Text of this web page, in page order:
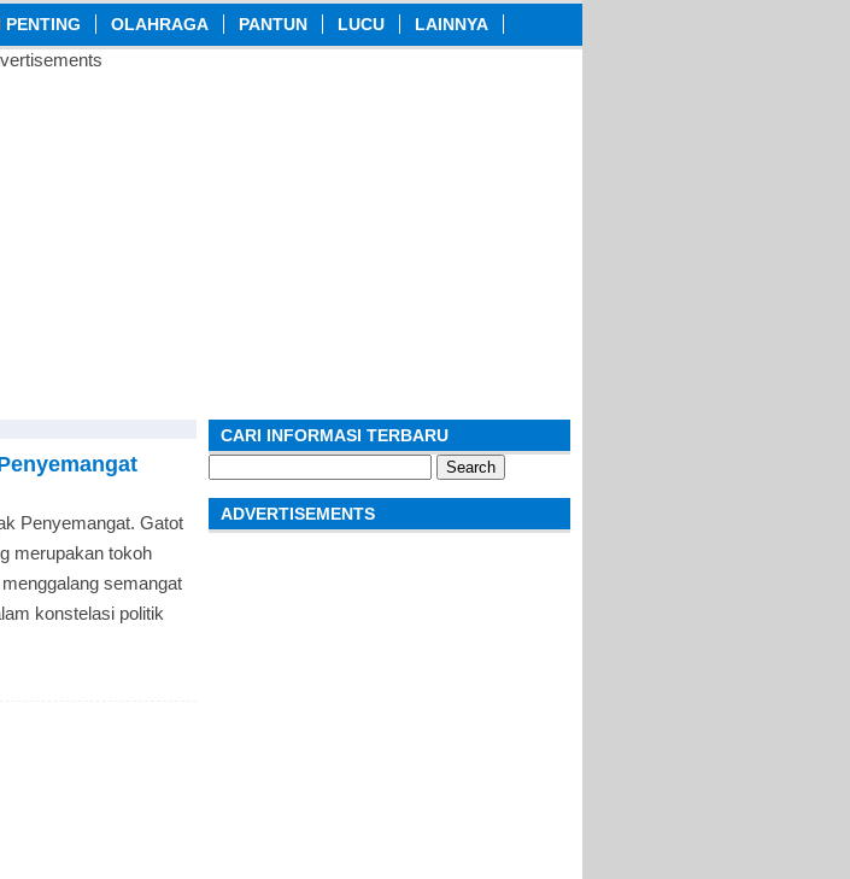
PENTING OLAHRAGA PANTUN LUCU LAINNYA
Penyemangat. Gatot
merupakan tokoh
semangat
konstelasi politik
CARI INFORMASI TERBARU
for:
ADVERTISEMENTS